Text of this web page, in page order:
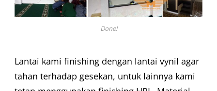
Done!
Lantai kami finishing dengan lantai vynil agar
tahan terhadap gesekan, untuk lainnya kami